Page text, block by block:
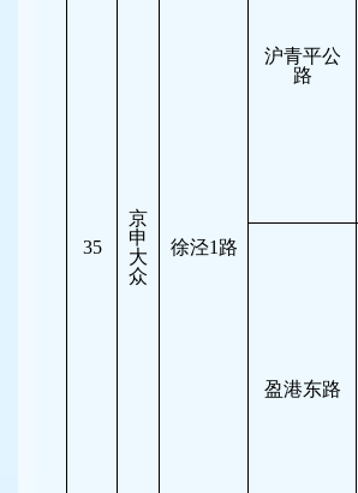
35
京
申
大
众
徐泾1路
沪青平公
路
盈港东路